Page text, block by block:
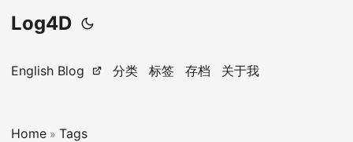
Log4D
English Blog 分类 标签 存档 关于我
Home » Tags